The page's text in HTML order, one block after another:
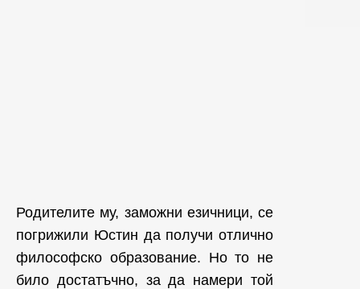
Родителите му, заможни езичници, се
погрижили Юстин да получи отлично
философско образование. Но то не
било достатъчно, за да намери той